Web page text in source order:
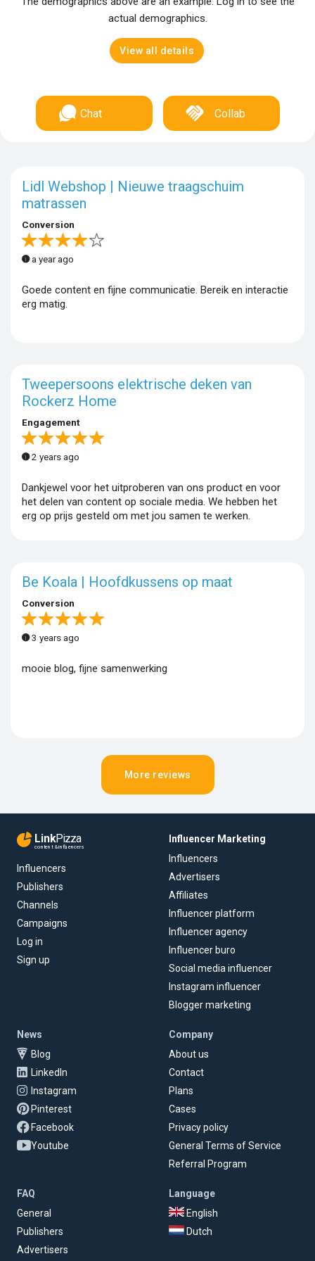
actual demographics.
View all details
Chat Collab
Lidl Webshop | Nieuwe traagschuim
matrassen
Conversion
a year ago
Goede content en fijne communicatie. Bereik en interactie
erg matig.
Tweepersoons elektrische deken van
Rockerz Home
Engagement
2 years ago
Dankjewel voor het uitproberen van ons product en voor
het delen van content op sociale media. We hebben het
erg op prijs gesteld om met jou samen te werken.
Be Koala | Hoofdkussens op maat
Conversion
3 years ago
mooie blog, fijne samenwerking
More reviews
LinkPizza
content & influencers
Influencers
Publishers
Channels
Campaigns
Log in
Sign up
Influencer Marketing
Influencers
Advertisers
Affiliates
Influencer platform
Influencer agency
Influencer buro
Social media influencer
Instagram influencer
Blogger marketing
News
Blog
LinkedIn
Instagram
Pinterest
Facebook
Youtube
Company
About us
Contact
Plans
Cases
Privacy policy
General Terms of Service
Referral Program
FAQ
General
Publishers
Advertisers
Language
English
Dutch